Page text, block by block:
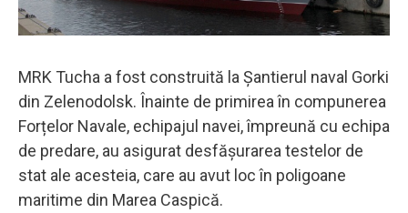
MRK Tucha a fost construită la Șantierul naval Gorki
din Zelenodolsk. Înainte de primirea în compunerea
Forțelor Navale, echipajul navei, împreună cu echipa
de predare, au asigurat desfășurarea testelor de
stat ale acesteia, care au avut loc în poligoane
maritime din Marea Caspică.